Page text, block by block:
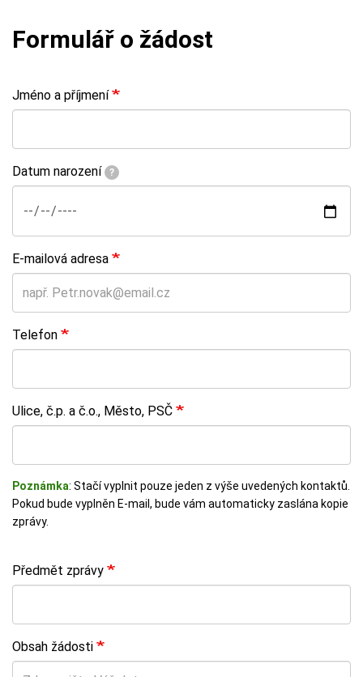
Formulář o žádost
Jméno a příjmení
Datum narození ?
E-mailová adresa
Telefon
Ulice, č.p. a č.o., Město, PSČ
Poznámka: Stačí vyplnit pouze jeden z výše uvedených kontaktů.
Pokud bude vyplněn E-mail, bude vám automaticky zaslána kopie
zprávy.
Předmět zprávy
Obsah žádosti